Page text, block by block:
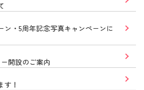
ン・5周年記念写真キャンペーンに
開設のご案内
す！